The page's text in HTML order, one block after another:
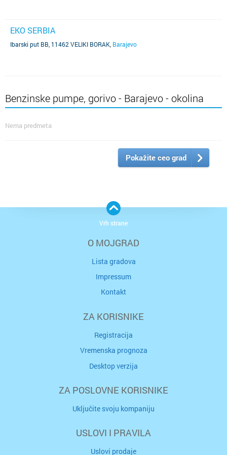
EKO SERBIA
Ibarski put BB, 11462 VELIKI BORAK Barajevo
Benzinske pumpe, gorivo - Barajevo - okolina
Nema predmeta
Pokažite ceo grad
O MOJGRAD
Lista gradova
Impressum
Kontakt
ZA KORISNIKE
Registracija
Vremenska prognoza
Desktop verzija
ZA POSLOVNE KORISNIKE
Uključite svoju kompaniju
USLOVI I PRAVILA
Uslovi prodaje
Vrh strane